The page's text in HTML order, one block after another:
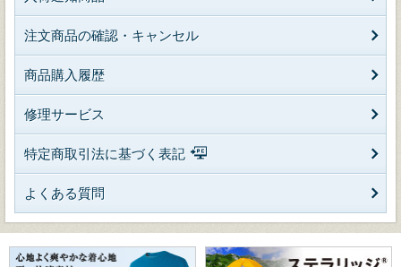
注文商品の確認・キャンセル
商品購入履歴
修理サービス
特定商取引法に基づく表記
よくある質問